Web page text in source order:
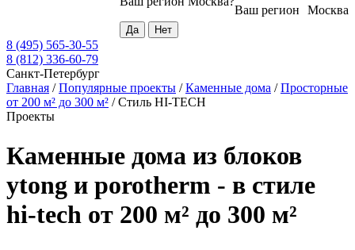
Москва
Ваш регион
8 (495) 565-30-55
8 (812) 336-60-79
Санкт-Петербург
Главная /Популярные проекты /Каменные дома /Просторные
от 200 м² до 300 м² /Стиль HI-TECH
Проекты
Каменные дома из блоков
ytong и porotherm - в стиле
hi-tech от 200 м² до 300 м²